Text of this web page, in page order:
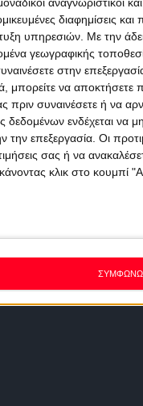
διαφημίσεις και
υπηρεσιών. Με την
γεωγραφικής
στην
μπορείτε να αποκτήσετε
πριν συναινέσετε ή να
ενδέχεται να
την επεξεργασία. Οι
σας ή να
κλικ στο κουμπί
ΣΥΜΦΩΝΩ